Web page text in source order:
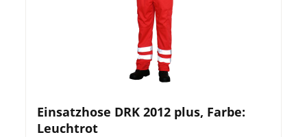
Einsatzhose DRK 2012 plus, Farbe:
Leuchtrot